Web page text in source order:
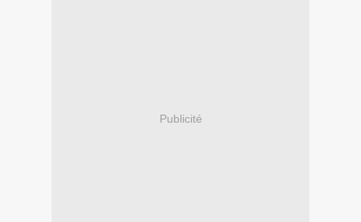
Publicité